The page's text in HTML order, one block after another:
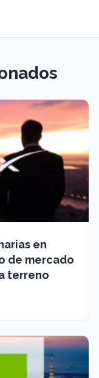
en
de mercado
terreno